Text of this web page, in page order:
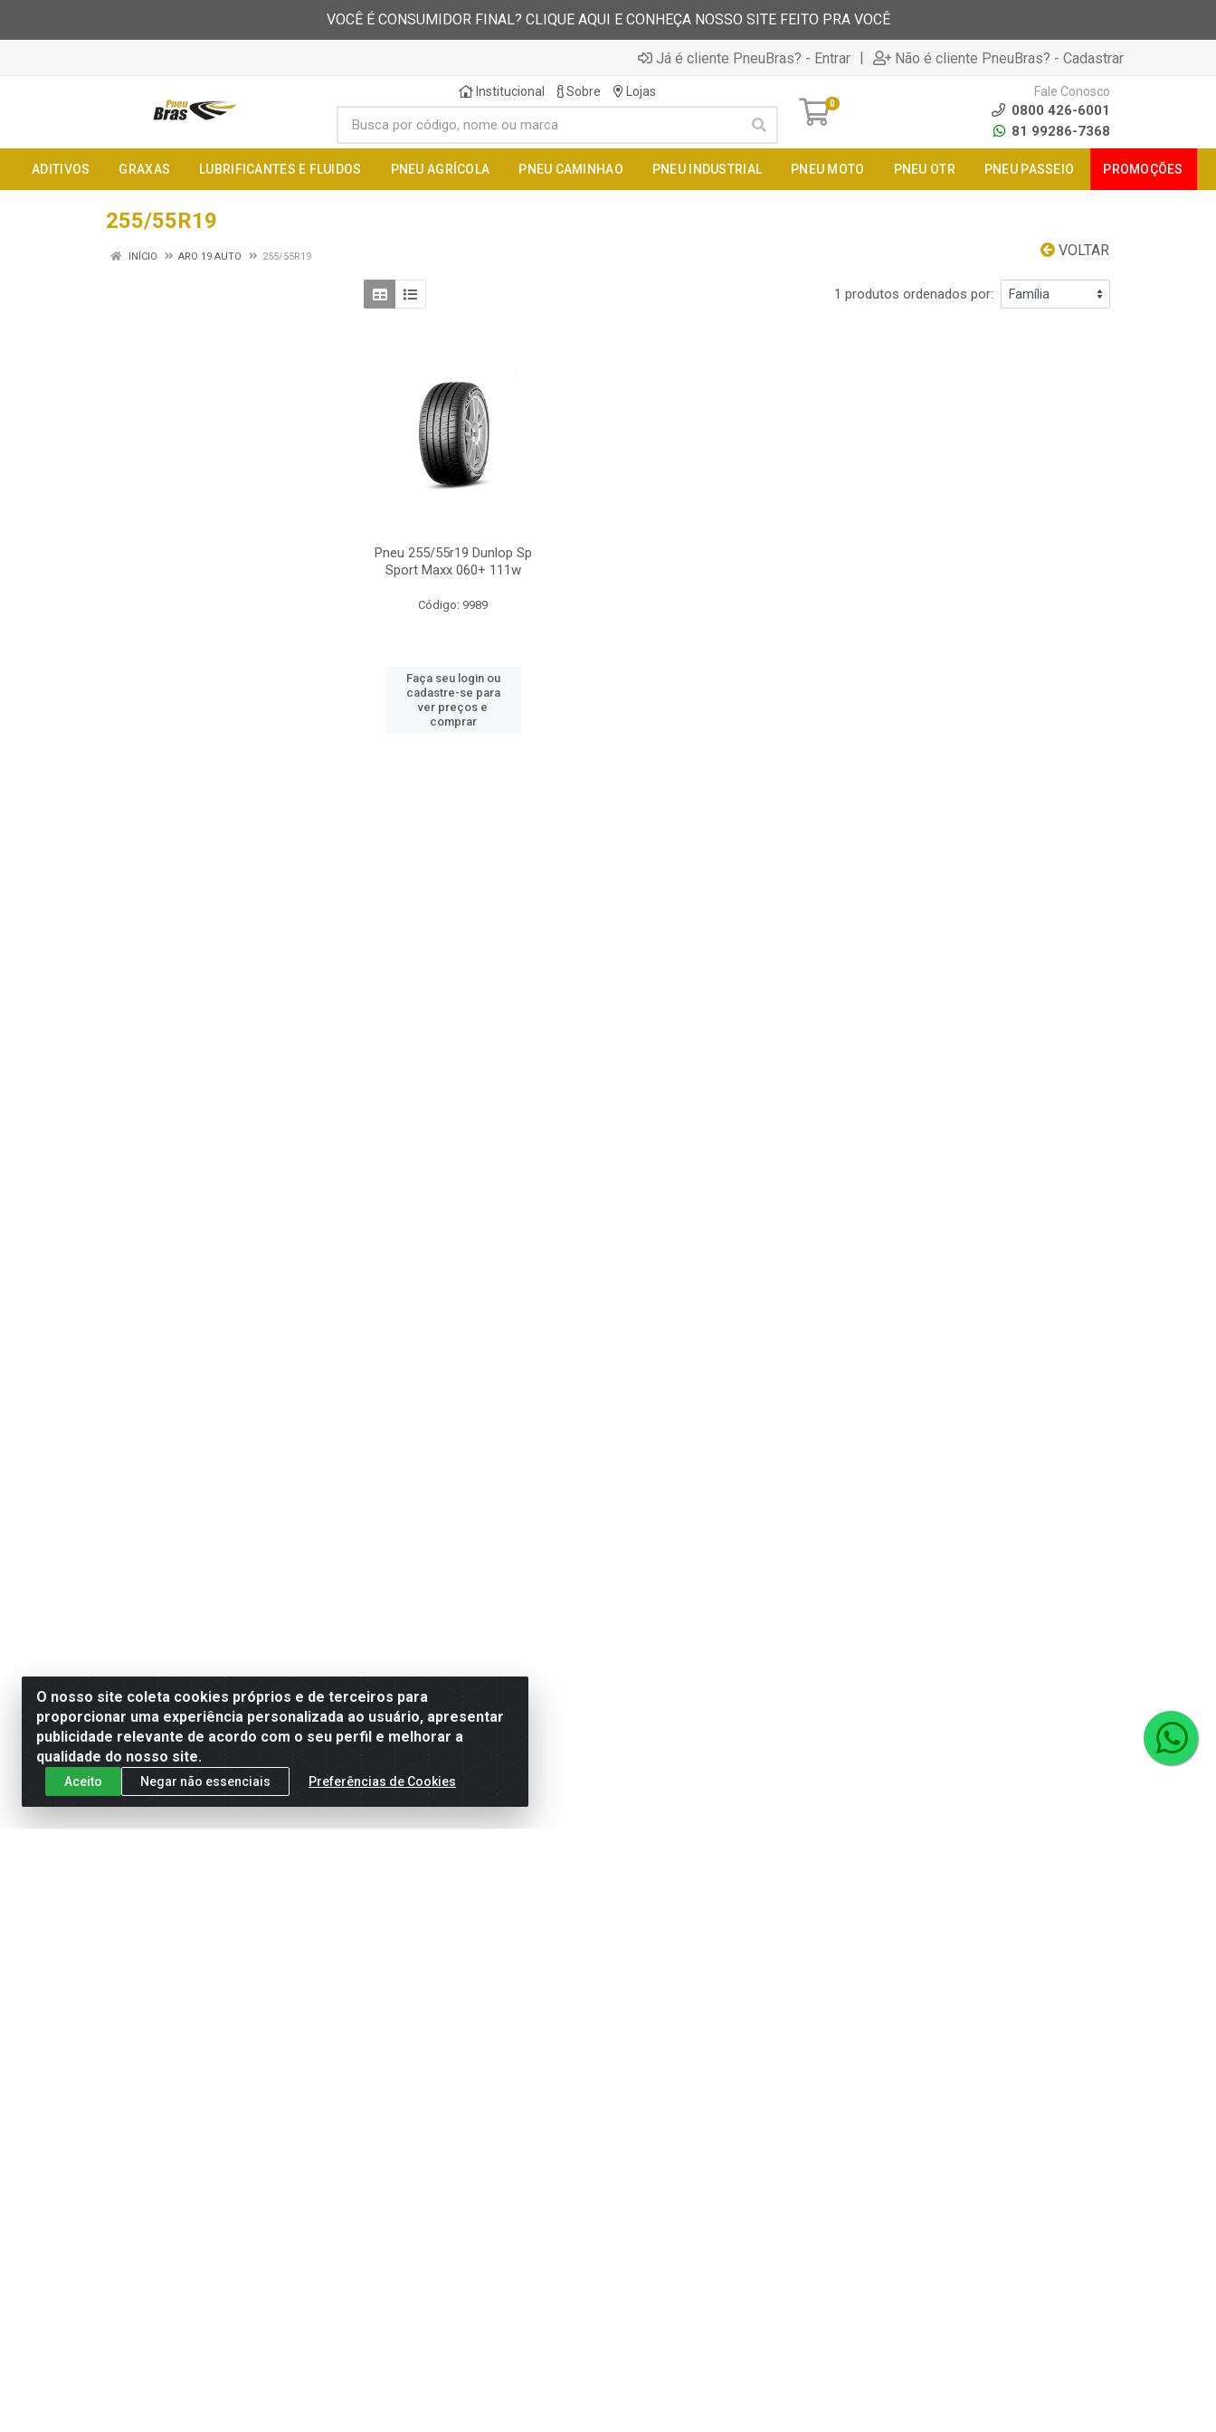
VOCÊ É CONSUMIDOR FINAL? CLIQUE AQUI E CONHEÇA NOSSO SITE FEITO PRA VOCÊ
Já é cliente PneuBras? - Entrar | Não é cliente PneuBras? - Cadastrar
Institucional Sobre Lojas
0
Fale Conosco
0800 426-6001
81 99286-7368
ADITIVOS GRAXAS LUBRIFICANTES E FLUIDOS PNEU AGRÍCOLA PNEU CAMINHAO PNEU INDUSTRIAL PNEU MOTO PNEU OTR PNEU PASSEIO PROMOÇÕES
255/55R19
VOLTAR
INÍCIO ARO 19 AUTO 255/55R19
1 produtos ordenados por:
Pneu 255/55r19 Dunlop Sp
Sport Maxx 060+ 111w
Código: 9989
Faça seu login ou
cadastre-se para
ver preços e
comprar
O nosso site coleta cookies próprios e de terceiros para
proporcionar uma experiência personalizada ao usuário, apresentar
publicidade relevante de acordo com o seu perfil e melhorar a
qualidade do nosso site.
Aceito Negar não essenciais Preferências de Cookies